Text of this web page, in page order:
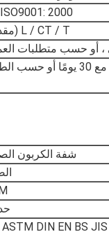
ISO9001: 2000 ، م
L / CT / T (مقدمًا)
أو حسب متطلبات
مع 30 يومًا أو حسب الطلب
شفة الكربون